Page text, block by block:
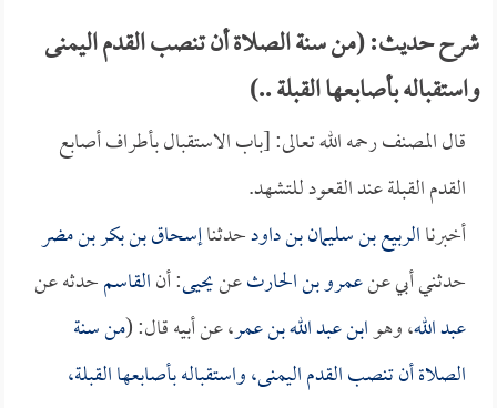
شرح حديث: (من سنة الصلاة أن تنصب القدم اليمنى
واستقباله بأصابعها القبلة ..)
قال المصنف رحمه الله تعالى: [باب الاستقبال بأطراف أصابع
القدم القبلة عند القعود للتشهد.
أخبرناالربيع بن سليمان بن داودحدثناإسحاق بن بكر بن مضر
حدثني أبي عنعمرو بن الحارثعنيحيى: أنالقاسمحدثه عن
عبد الله، وهوابن عبد الله بن عمر، عن أبيه قال: (من سنة
الصلاة أن تنصب القدم اليمنى، واستقباله بأصابعها القبلة،